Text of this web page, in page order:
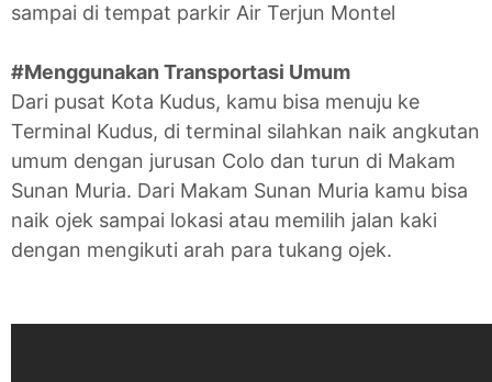
sampai di tempat parkir Air Terjun Montel
#Menggunakan Transportasi Umum
Dari pusat Kota Kudus, kamu bisa menuju ke
Terminal Kudus, di terminal silahkan naik angkutan
umum dengan jurusan Colo dan turun di Makam
Sunan Muria. Dari Makam Sunan Muria kamu bisa
naik ojek sampai lokasi atau memilih jalan kaki
dengan mengikuti arah para tukang ojek.